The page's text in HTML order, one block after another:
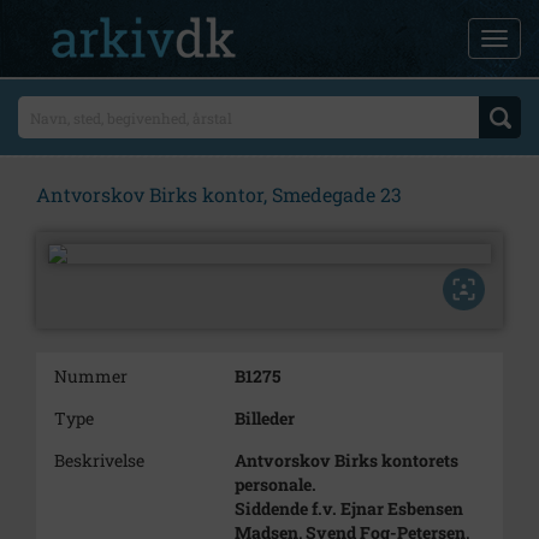
Antvorskov Birks kontor, Smedegade 23
Nummer
B1275
Type
Billeder
Beskrivelse
Antvorskov Birks kontorets
personale.
Siddende f.v. Ejnar Esbensen
Madsen, Svend Fog-Petersen,